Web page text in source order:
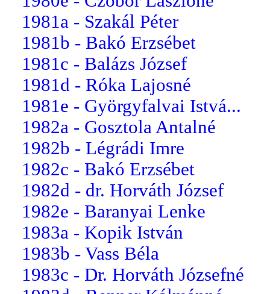
1981a - Szakál Péter
1981b - Bakó Erzsébet
1981c - Balázs József
1981d - Róka Lajosné
1981e - Györgyfalvai Istvá...
1982a - Gosztola Antalné
1982b - Légrádi Imre
1982c - Bakó Erzsébet
1982d - dr. Horváth József
1982e - Baranyai Lenke
1983a - Kopik István
1983b - Vass Béla
1983c - Dr. Horváth Józsefné